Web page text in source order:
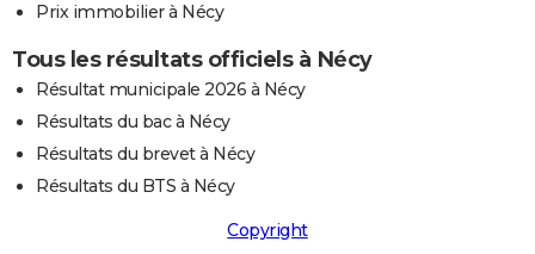
Prix immobilier à Nécy
Tous les résultats officiels à Nécy
Résultat municipale 2026 à Nécy
Résultats du bac à Nécy
Résultats du brevet à Nécy
Résultats du BTS à Nécy
Copyright